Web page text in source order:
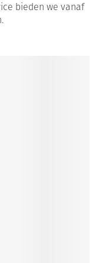
bieden we vanaf